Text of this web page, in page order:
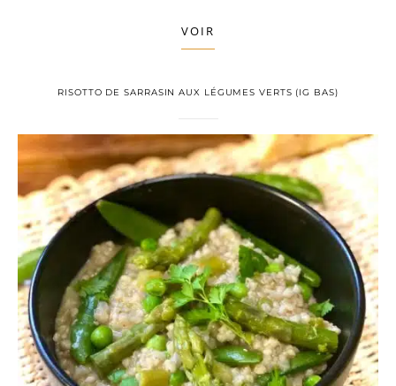
VOIR
RISOTTO DE SARRASIN AUX LÉGUMES VERTS (IG BAS)